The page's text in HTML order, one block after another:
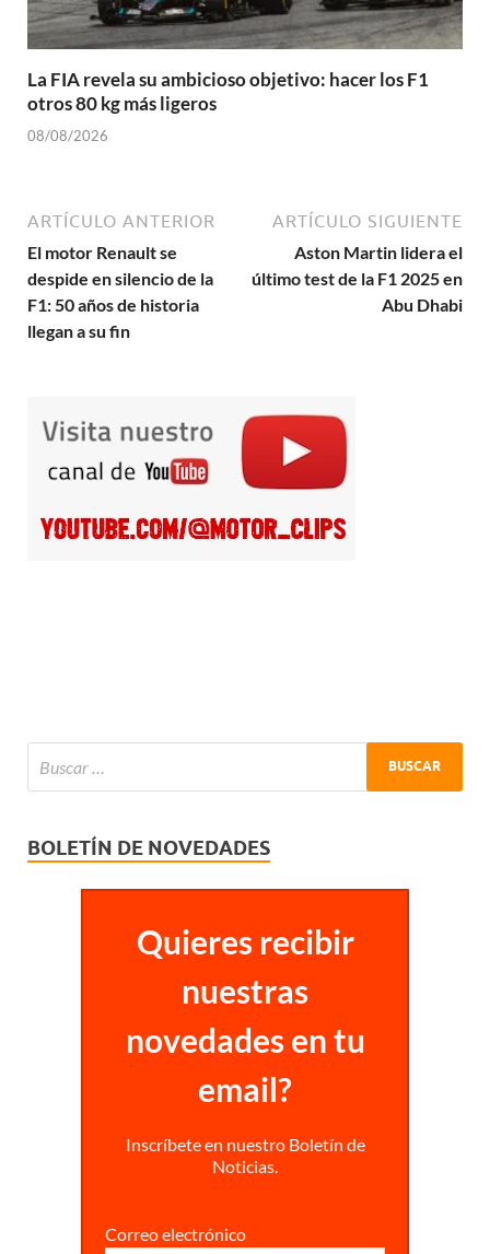
La FIA revela su ambicioso objetivo: hacer los F1
otros 80 kg más ligeros
08/08/2026
ARTÍCULO ANTERIOR
El motor Renault se
despide en silencio de la
F1: 50 años de historia
llegan a su fin
ARTÍCULO SIGUIENTE
Aston Martin lidera el
último test de la F1 2025 en
Abu Dhabi
BOLETÍN DE NOVEDADES
Quieres recibir
nuestras
novedades en tu
email?
Inscríbete en nuestro Boletín de
Noticias.
Correo electrónico